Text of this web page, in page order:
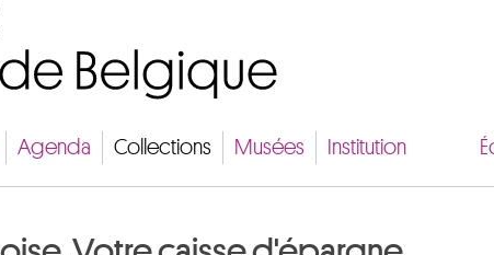
Agenda Collections Musées Institution